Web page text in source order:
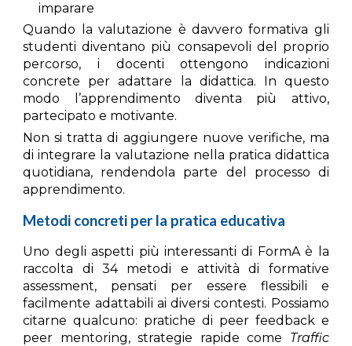
imparare
Quando la valutazione è davvero formativa gli
studenti diventano più consapevoli del proprio
percorso, i docenti ottengono indicazioni
concrete per adattare la didattica. In questo
modo l’apprendimento diventa più attivo,
partecipato e motivante.
Non si tratta di aggiungere nuove verifiche, ma
diintegrare la valutazione nella pratica didattica
quotidiana, rendendola parte del processo di
apprendimento.
Metodi concreti per la pratica educativa
Uno degli aspetti più interessanti di FormA è la
raccolta di34 metodi e attività di formative
assessment, pensati per essere flessibili e
facilmente adattabili ai diversi contesti. Possiamo
citarne qualcuno: pratiche di peer feedback e
peer mentoring, strategie rapide come Traffic